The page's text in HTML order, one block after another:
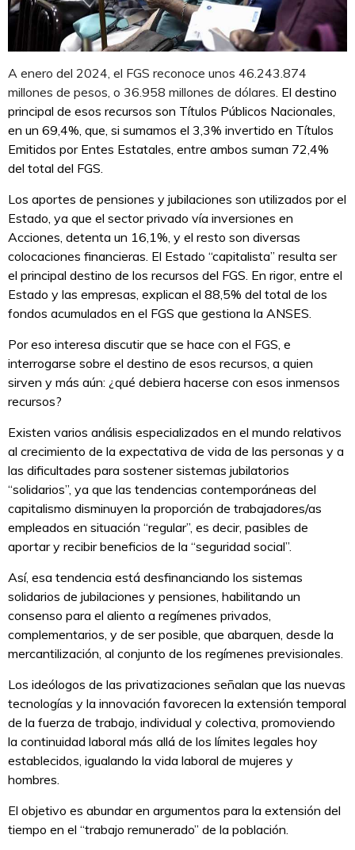
A enero del 2024, el FGS reconoce unos 46.243.874
millones de pesos, o 36.958 millones de dólares . El destino
principal de esos recursos son Títulos Públicos Nacionales,
en un 69,4%, que, si sumamos el 3,3% invertido en Títulos
Emitidos por Entes Estatales, entre ambos suman 72,4%
del total del FGS.
Los aportes de pensiones y jubilaciones son utilizados por el
Estado, ya que el sector privado vía inversiones en
Acciones, detenta un 16,1%, y el resto son diversas
colocaciones financieras. El Estado “capitalista” resulta ser
el principal destino de los recursos del FGS. En rigor, entre el
Estado y las empresas, explican el 88,5% del total de los
fondos acumulados en el FGS que gestiona la ANSES.
Por eso interesa discutir que se hace con el FGS, e
interrogarse sobre el destino de esos recursos, a quien
sirven y más aún: ¿qué debiera hacerse con esos inmensos
recursos?
Existen varios análisis especializados en el mundo relativos
al crecimiento de la expectativa de vida de las personas y a
las dificultades para sostener sistemas jubilatorios
“solidarios”, ya que las tendencias contemporáneas del
capitalismo disminuyen la proporción de trabajadores/as
empleados en situación “regular”, es decir, pasibles de
aportar y recibir beneficios de la “seguridad social”.
Así, esa tendencia está desfinanciando los sistemas
solidarios de jubilaciones y pensiones, habilitando un
consenso para el aliento a regímenes privados,
complementarios, y de ser posible, que abarquen, desde la
mercantilización, al conjunto de los regímenes previsionales.
Los ideólogos de las privatizaciones señalan que las nuevas
tecnologías y la innovación favorecen la extensión temporal
de la fuerza de trabajo, individual y colectiva, promoviendo
la continuidad laboral más allá de los límites legales hoy
establecidos, igualando la vida laboral de mujeres y
hombres.
El objetivo es abundar en argumentos para la extensión del
tiempo en el “trabajo remunerado” de la población.